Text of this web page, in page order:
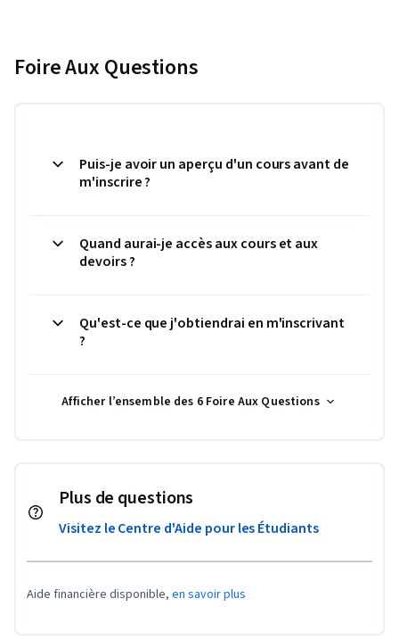
Foire Aux Questions
Puis-je avoir un aperçu d'un cours avant de
m'inscrire ?
Quand aurai-je accès aux cours et aux
devoirs ?
Qu'est-ce que j'obtiendrai en m'inscrivant
?
Afficher l’ensemble des 6 Foire Aux Questions
Plus de questions
Visitez le Centre d'Aide pour les Étudiants
Aide financière disponible, en savoir plus